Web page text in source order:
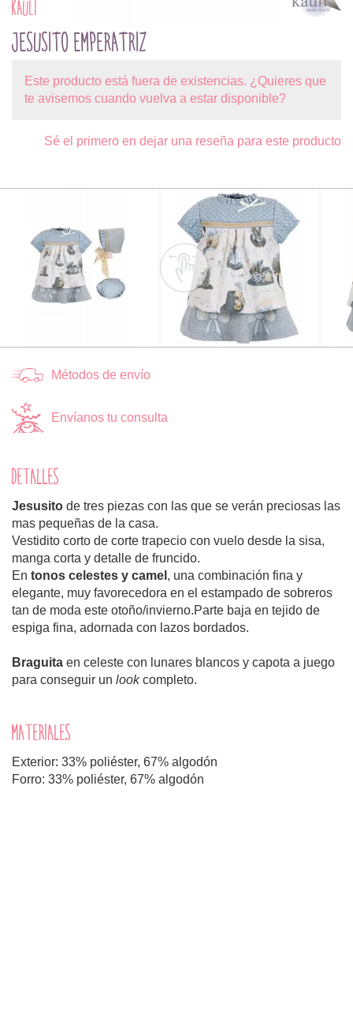
KAULI
JESUSITO EMPERATRIZ
Este producto está fuera de existencias. ¿Quieres que
te avisemos cuando vuelva a estar disponible?
Sé el primero en dejar una reseña para este producto
Métodos de envío
Envíanos tu consulta
DETALLES
Jesusito de tres piezas con las que se verán preciosas las
mas pequeñas de la casa.
Vestidito corto de corte trapecio con vuelo desde la sisa,
manga corta y detalle de fruncido.
En tonos celestes y camel , una combinación fina y
elegante, muy favorecedora en el estampado de sobreros
tan de moda este otoño/invierno.Parte baja en tejido de
espiga fina, adornada con lazos bordados.
Braguita en celeste con lunares blancos y capota a juego
para conseguir un lookcompleto.
MATERIALES
Exterior: 33% poliéster, 67% algodón
Forro: 33% poliéster, 67% algodón